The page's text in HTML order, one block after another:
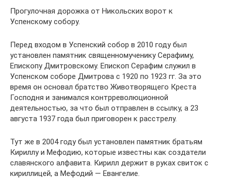
Прогулочная дорожка от Никольских ворот к
Успенскому собору.
Перед входом в Успенский собор в 2010 году был
установлен памятник cвященномученику Серафиму,
Епископу Дмитровскому. Епископ Серафим служил в
Успенском соборе Дмитрова с 1920 по 1923 гг. За это
время он основал братство Животворящего Креста
Господня и занимался контрреволюционной
деятельностью, за что был отправлен в ссылку, а 23
августа 1937 года был приговорен к расстрелу.
Тут же в 2004 году был установлен памятник братьям
Кириллу и Мефодию, которые известны как создатели
славянского алфавита. Кирилл держит в руках свиток с
кириллицей, а Мефодий — Евангелие.